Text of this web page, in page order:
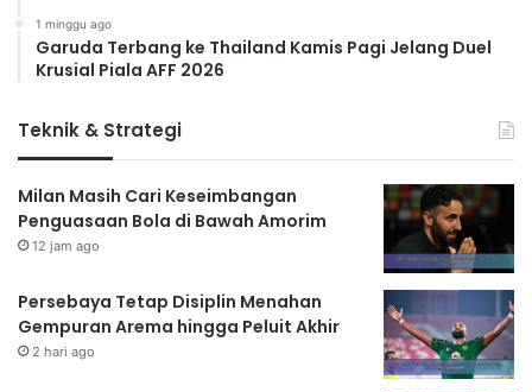
1 minggu ago
Garuda Terbang ke Thailand Kamis Pagi Jelang Duel
Krusial Piala AFF 2026
Teknik & Strategi
Milan Masih Cari Keseimbangan
Penguasaan Bola di Bawah Amorim
12 jam ago
Persebaya Tetap Disiplin Menahan
Gempuran Arema hingga Peluit Akhir
2 hari ago